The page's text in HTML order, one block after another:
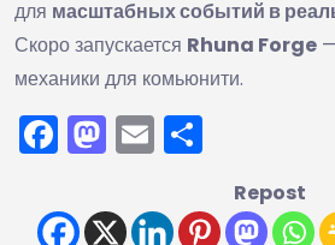
для масштабных событий в
Скоро запускается Rhuna Forge
механики для комьюнити.
Facebook
Mastodon
Email
Repost